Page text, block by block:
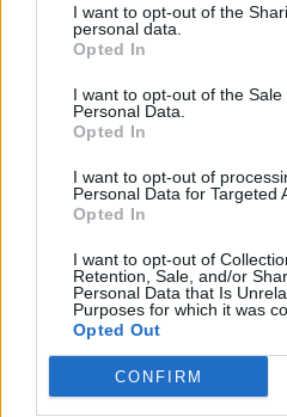
I want to opt-out of the
personal data.
Opted In
I want to opt-out of the Sale
Personal Data.
Opted In
I want to opt-out of
Personal Data for Targeted
Opted In
I want to opt-out of
Retention, Sale, and/or
Personal Data that Is
Purposes for which it was
Opted Out
CONFIRM
AVOPOLIS.NEWS TEAM
Yoko Ono.
AVOPOLIS.NEWS TEAM
Ο Roger Waters απαντά
αντισημιτισμού.